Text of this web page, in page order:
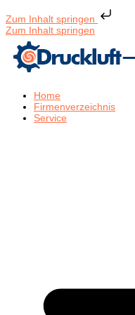
Zum Inhalt springen
Zum Inhalt springen
Home
Firmenverzeichnis
Service